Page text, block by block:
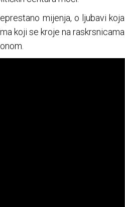
mijenja, o ljubavi koja
koji se kroje na raskrsnicama